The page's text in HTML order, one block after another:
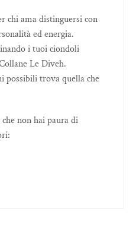
chi ama distinguersi con
ed energia.
i tuoi ciondoli
Le Diveh.
possibili trova quella che
non hai paura di